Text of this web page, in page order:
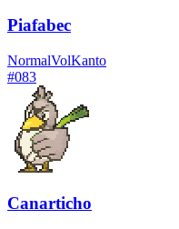
Piafabec
NormalVolKanto
#083
Canarticho